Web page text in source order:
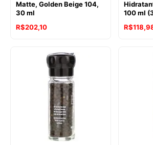
Matte, Golden Beige 104,
30 ml
R$202,10
100 ml
R$